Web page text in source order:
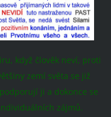
když člověk neví, proti
zemí světa se již
ji a dokonce se
zájmů.